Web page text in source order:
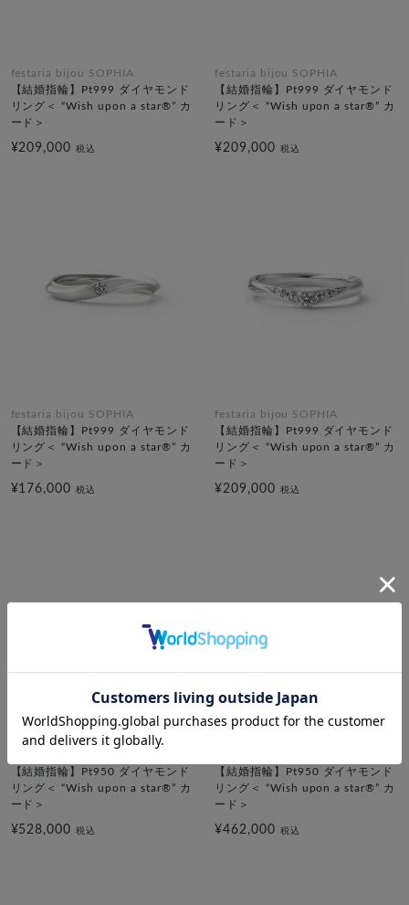
festaria bijou SOPHIA
【結婚指輪】Pt999 ダイヤモンド
リング＜ “Wish upon a star®” カ
ード＞
¥209,000税込
festaria bijou SOPHIA
【結婚指輪】Pt999 ダイヤモンド
リング＜ “Wish upon a star®” カ
ード＞
¥209,000 税込
festaria bijou SOPHIA
【結婚指輪】Pt999 ダイヤモンド
リング＜ “Wish upon a star®” カ
ード＞
¥176,000税込
festaria bijou SOPHIA
【結婚指輪】Pt999 ダイヤモンド
リング＜ “Wish upon a star®” カ
ード＞
¥209,000 税込
【結婚指輪】Pt950 ダイヤモンド
リング＜ “Wish upon a star®” カ
ード＞
¥528,000税込
【結婚指輪】Pt950 ダイヤモンド
リング＜ “Wish upon a star®” カ
ード＞
¥462,000 税込